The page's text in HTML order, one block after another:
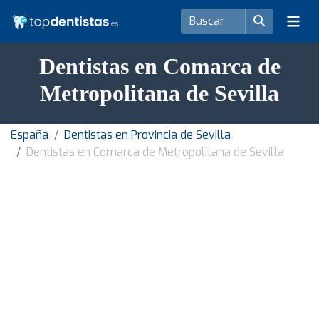
Dentistas en Comarca de
Metropolitana de Sevilla
España
Dentistas en Provincia de Sevilla
Dentistas en Comarca de Metropolitana de Sevilla